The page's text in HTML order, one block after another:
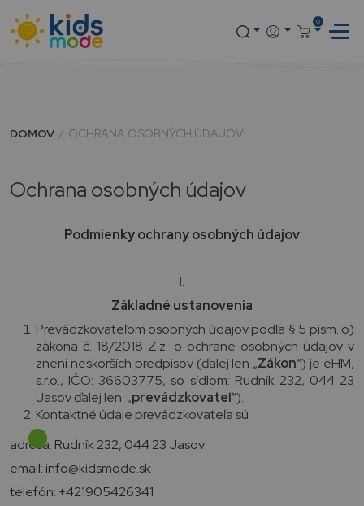
0
DOMOV OCHRANA OSOBNÝCH ÚDAJOV
Ochrana osobných údajov
Podmienky ochrany osobných údajov
I.
Základné ustanovenia
Prevádzkovateľom osobných údajov podľa § 5 písm. o)
zákona č. 18/2018 Z.z. o ochrane osobných údajov v
znení neskorších predpisov (ďalej len „Zákon“) je eHM,
s.r.o., IČO: 36603775, so sídlom: Rudník 232, 044 23
Jasov ďalej len: „prevádzkovateľ“).
Kontaktné údaje prevádzkovateľa sú
adresa: Rudník 232, 044 23 Jasov
email: info@kidsmode.sk
telefón: +421905426341